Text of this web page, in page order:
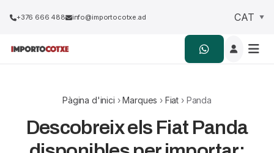
+376 666 488 info@importocotxe.ad
Pàgina d'inici ›Marques › Fiat › Panda
Descobreix els Fiat Panda